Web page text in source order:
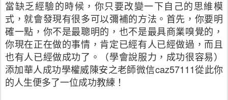
當缺乏經驗的時候，你只要改變一下自己的思維模
式，就會發現有很多可以彌補的方法。首先，你要明
確一點，你不是最聰明的，也不是最具商業嗅覺的，
你現在正在做的事情，肯定已經有人已經做過，而且
也有人已經做成功了。（學會說服力，成功很容易）
添加華人成功學權威陳安之老師微信caz57111從此你
的人生便多了一位成功教練！